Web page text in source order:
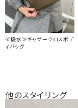
≪撥水≫ギャザークロスボデ
ィバッグ
他のスタイリング